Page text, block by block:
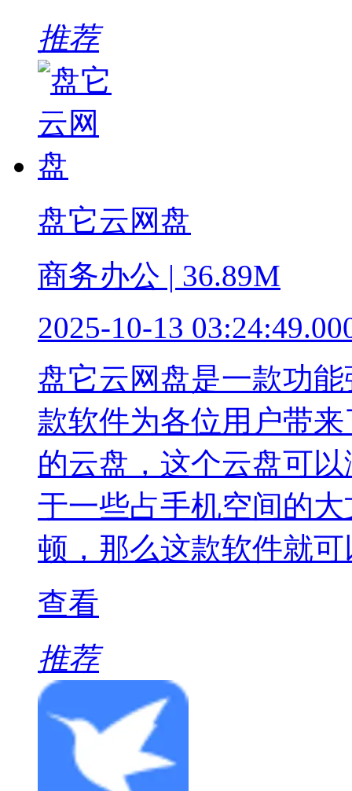
推荐
盘它云网盘
商务办公 | 36.89M
2025-10-13
盘它云网盘是一款功
款软件为各位用户带
的云盘，这个云盘可
于一些占手机空间的
顿，那么这款软件就
查看
推荐